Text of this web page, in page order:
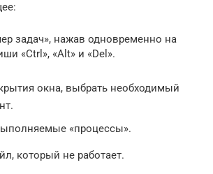
задач», нажав одновременно на
«Ctrl», «Alt» и «Del».
окна, выбрать необходимый
«процессы».
который не работает.